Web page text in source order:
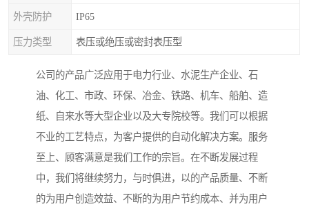
外壳防护 IP65
压力类型 表压或绝压或密封表压型
公司的产品广泛应用于电力行业、水泥生产企业、石
油、化工、市政、环保、冶金、铁路、机车、船舶、造
纸、自来水等大型企业以及大专院校等。我们可以根据
不业的工艺特点，为客户提供的自动化解决方案。服务
至上、顾客满意是我们工作的宗旨。在不断发展过程
中，我们将继续努力，与时俱进，以的产品质量、不断
的为用户创造效益、不断的为用户节约成本、并为用户